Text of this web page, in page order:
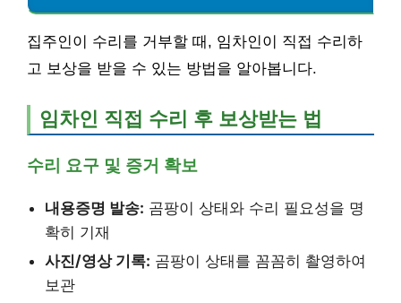
집주인이 수리를 거부할 때, 임차인이 직접 수리하
고 보상을 받을 수 있는 방법을 알아봅니다.
임차인 직접 수리 후 보상받는 법
수리 요구 및 증거 확보
내용증명 발송: 곰팡이 상태와 수리 필요성을 명
확히 기재
사진/영상 기록: 곰팡이 상태를 꼼꼼히 촬영하여
보관